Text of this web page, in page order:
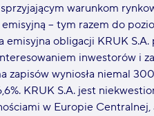
warunkom
– tym razem do
emisyjna obligacji KRUK
inwestorów i
zapisów wyniosła niemal 300
KRUK S.A. jest
w Europie Centralnej,